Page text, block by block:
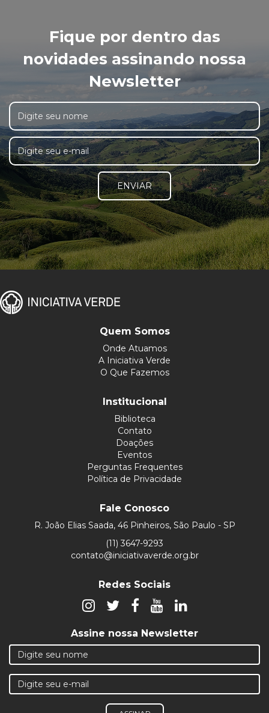
Fique por dentro das
novidades assinando nossa
Newsletter
ENVIAR
Quem Somos
Onde Atuamos
A Iniciativa Verde
O Que Fazemos
Institucional
Biblioteca
Contato
Doações
Eventos
Perguntas Frequentes
Política de Privacidade
Fale Conosco
R. João Elias Saada, 46 Pinheiros, São Paulo - SP
(11) 3647-9293
contato@iniciativaverde.org.br
Redes Sociais
Assine nossa Newsletter